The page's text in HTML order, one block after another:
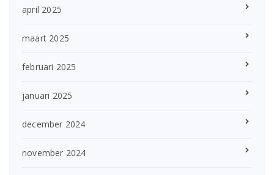
april 2025
maart 2025
februari 2025
januari 2025
december 2024
november 2024